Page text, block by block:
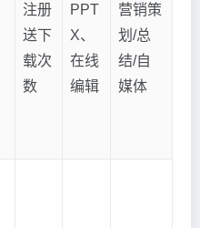
注册
送下
载次
数
PPT
X、
在线
编辑
营销策
划/总
结/自
媒体